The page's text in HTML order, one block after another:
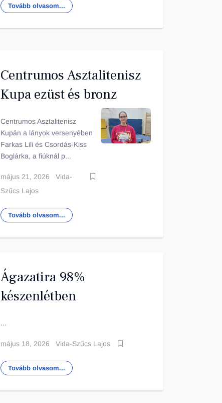
Tovább olvasom...
Centrumos Asztalitenisz
Kupa ezüst és bronz
Centrumos Asztalitenisz
Kupán a lányok versenyében
Farkas Lili és Csordás-Kiss
Boglárka, a fiúknál p...
május 21, 2026
Vida-
Szűcs Lajos
Tovább olvasom...
Ágazatira 98%
készenlétben
...
május 18, 2026 Vida-Szűcs Lajos
Tovább olvasom...